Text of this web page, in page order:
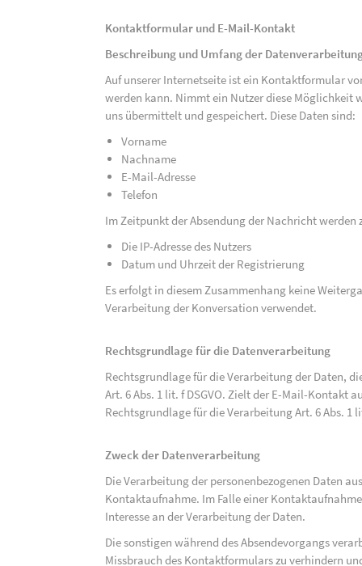
Kontaktformular und E-Mail-Kontakt
Beschreibung und Umfang der
Auf unserer Internetseite ist ein Kontaktformular
werden kann. Nimmt ein Nutzer diese Möglichkeit
uns übermittelt und gespeichert. Diese Daten sind:
Vorname
Nachname
E-Mail-Adresse
Telefon
Im Zeitpunkt der Absendung der Nachricht werden
Die IP-Adresse des Nutzers
Datum und Uhrzeit der Registrierung
Es erfolgt in diesem Zusammenhang keine
Verarbeitung der Konversation verwendet.
Rechtsgrundlage für die Datenverarbeitung
Rechtsgrundlage für die Verarbeitung der Daten,
Art. 6 Abs. 1 lit. f DSGVO. Zielt der E-Mail-Kontakt
Rechtsgrundlage für die Verarbeitung Art. 6 Abs. 1
Zweck der Datenverarbeitung
Die Verarbeitung der personenbezogenen Daten
Kontaktaufnahme. Im Falle einer
Interesse an der Verarbeitung der Daten.
Die sonstigen während des Absendevorgangs
Missbrauch des Kontaktformulars zu verhindern